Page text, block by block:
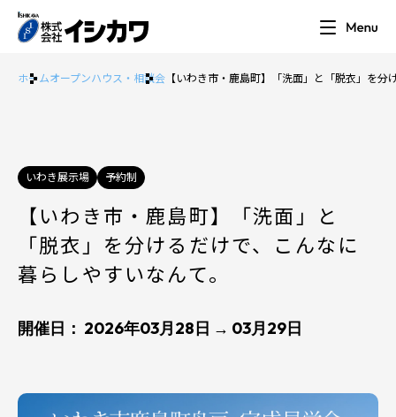
ホームオープンハウス・相談会 【いわき市・鹿島町】「洗面」と「脱衣」を
いわき展示場 予約制
【いわき市・鹿島町】「洗面」と
「脱衣」を分けるだけで、こんなに
暮らしやすいなんて。
開催日： 2026年03月28日 → 03月29日